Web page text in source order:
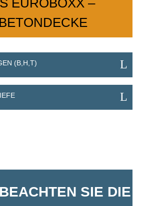
EUROBOXX –
BETONDECKE
(B,H,T)
SIE DIE